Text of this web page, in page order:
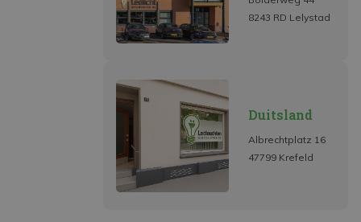
8243 RD Lelystad
Duitsland
Albrechtplatz 16
47799 Krefeld